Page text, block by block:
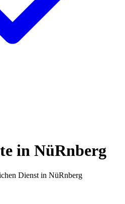
in NüRnberg
Dienst in NüRnberg